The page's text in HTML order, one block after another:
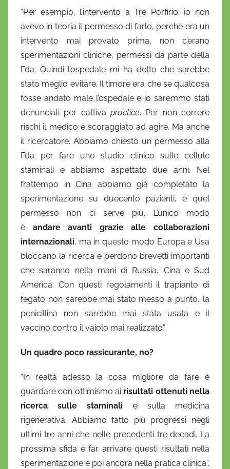
“Per esempio, l’intervento a Tre Porfirio: io non
avevo in teoria il permesso di farlo, perché era un
intervento mai provato prima, non c’erano
sperimentazioni cliniche, permessi da parte della
Fda. Quindi l’ospedale mi ha detto che sarebbe
stato meglio evitare. Il timore era che se qualcosa
fosse andato male l’ospedale e io saremmo stati
denunciati per cattiva practice. Per non correre
rischi il medico è scoraggiato ad agire. Ma anche
il ricercatore. Abbiamo chiesto un permesso alla
Fda per fare uno studio clinico sulle cellule
staminali e abbiamo aspettato due anni. Nel
frattempo in Cina abbiamo già completato la
sperimentazione su duecento pazienti, e quel
permesso non ci serve più. L’unico modo
è andare avanti grazie alle collaborazioni
internazionali, ma in questo modo Europa e Usa
bloccano la ricerca e perdono brevetti importanti
che saranno nella mani di Russia, Cina e Sud
America. Con questi regolamenti il trapianto di
fegato non sarebbe mai stato messo a punto, la
penicillina non sarebbe mai stata usata e il
vaccino contro il vaiolo mai realizzato”.
Un quadro poco rassicurante, no?
“In realtà adesso la cosa migliore da fare è
guardare con ottimismo ai risultati ottenuti nella
ricerca sulle staminali e sulla medicina
rigenerativa. Abbiamo fatto più progressi negli
ultimi tre anni che nelle precedenti tre decadi. La
prossima sfida è far arrivare questi risultati nella
sperimentazione e poi ancora nella pratica clinica”.